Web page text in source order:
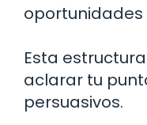
oportunidades
Esta
aclarar tu
persuasivos.